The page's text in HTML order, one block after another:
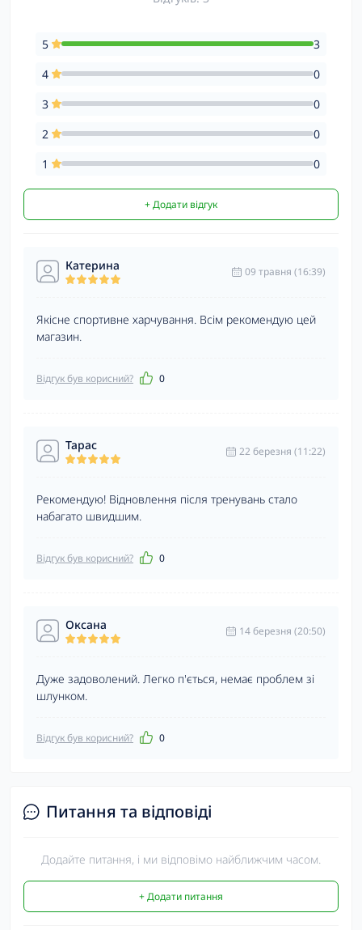
5
3
4
0
3
0
2
0
1
0
+ Додати відгук
Катерина 09 травня (16:39)
Якісне спортивне харчування. Всім рекомендую цей
магазин.
Відгук був корисний? 0
Тарас 22 березня (11:22)
Рекомендую! Відновлення після тренувань стало
набагато швидшим.
Відгук був корисний? 0
Оксана 14 березня (20:50)
Дуже задоволений. Легко п'ється, немає проблем зі
шлунком.
Відгук був корисний? 0
Питання та відповіді
Додайте питання, і ми відповімо найближчим часом.
+ Додати питання